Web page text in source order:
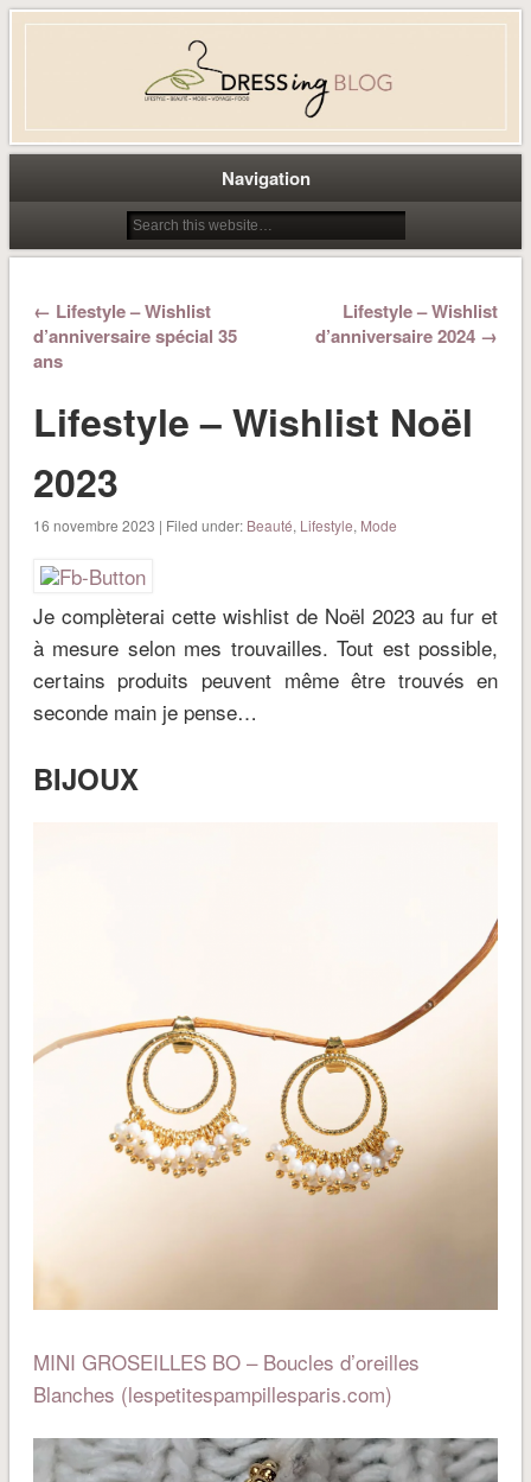
Dress-ing – Blog lifestyle beauté
mode à Caen
Navigation
← Lifestyle – Wishlist
d’anniversaire spécial 35
ans
Lifestyle – Wishlist
d’anniversaire 2024 →
Lifestyle – Wishlist Noël
2023
16 novembre 2023 | Filed under: Beauté, Lifestyle, Mode
Je complèterai cette wishlist de Noël 2023 au fur et
à mesure selon mes trouvailles. Tout est possible,
certains produits peuvent même être trouvés en
seconde main je pense…
BIJOUX
MINI GROSEILLES BO – Boucles d’oreilles
Blanches (lespetitespampillesparis.com)